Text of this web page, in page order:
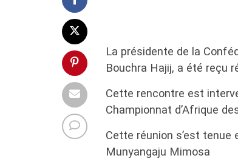
La présidente de la
Bouchra Hajij, a été reçu
Cette rencontre est
Championnat d’Afrique
Cette réunion s’est
Munyangaju Mimosa